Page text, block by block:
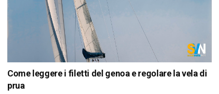
Come leggere i filetti del genoa e regolare la vela di
prua